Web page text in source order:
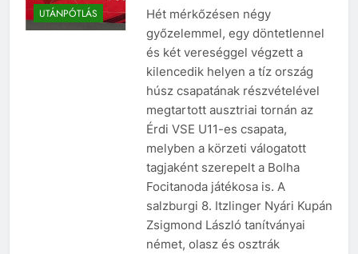
UTÁNPÓTLÁS
Hét mérkőzésen négy
győzelemmel, egy döntetlennel
és két vereséggel végzett a
kilencedik helyen a tíz ország
húsz csapatának részvételével
megtartott ausztriai tornán az
Érdi VSE U11-es csapata,
melyben a körzeti válogatott
tagjaként szerepelt a Bolha
Focitanoda játékosa is. A
salzburgi 8. Itzlinger Nyári Kupán
Zsigmond László tanítványai
német, olasz és osztrák